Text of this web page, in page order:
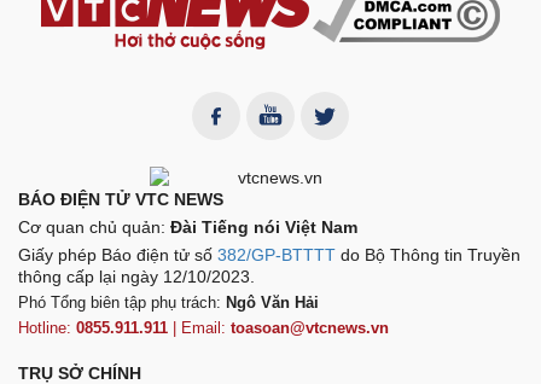
BÁO ĐIỆN TỬ VTC NEWS
Cơ quan chủ quản: Đài Tiếng nói Việt Nam
Giấy phép Báo điện tử số 382/GP-BTTTT do Bộ Thông tin Truyền
thông cấp lại ngày 12/10/2023.
Phó Tổng biên tập phụ trách: Ngô Văn Hải
Hotline: 0855.911.911 | Email: toasoan@vtcnews.vn
TRỤ SỞ CHÍNH